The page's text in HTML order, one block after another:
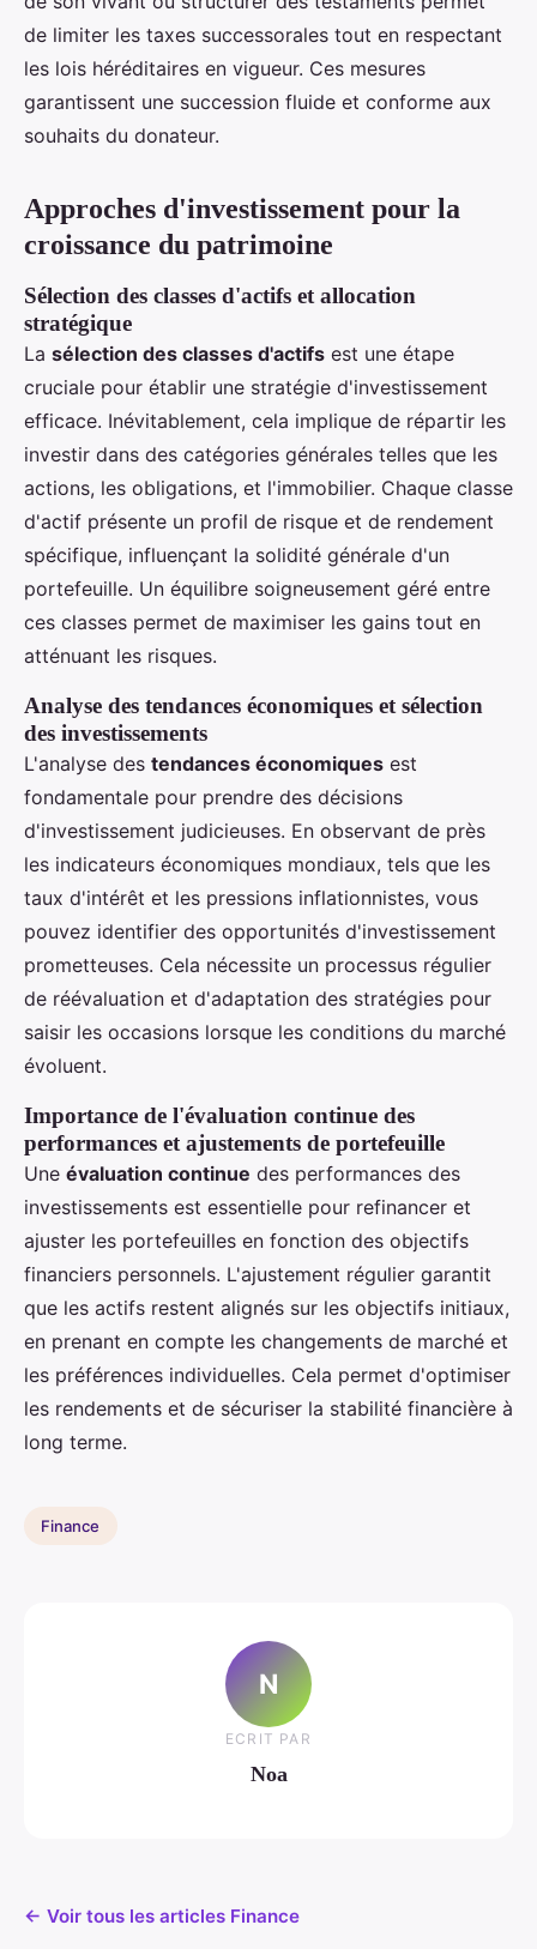
de limiter les taxes successorales tout en respectant
les lois héréditaires en vigueur. Ces mesures
garantissent une succession fluide et conforme aux
souhaits du donateur.
Approches d'investissement pour la
croissance du patrimoine
Sélection des classes d'actifs et allocation
stratégique
La sélection des classes d'actifs est une étape
cruciale pour établir une stratégie d'investissement
efficace. Inévitablement, cela implique de répartir les
investir dans des catégories générales telles que les
actions, les obligations, et l'immobilier. Chaque classe
d'actif présente un profil de risque et de rendement
spécifique, influençant la solidité générale d'un
portefeuille. Un équilibre soigneusement géré entre
ces classes permet de maximiser les gains tout en
atténuant les risques.
Analyse des tendances économiques et sélection
des investissements
L'analyse des tendances économiques est
fondamentale pour prendre des décisions
d'investissement judicieuses. En observant de près
les indicateurs économiques mondiaux, tels que les
taux d'intérêt et les pressions inflationnistes, vous
pouvez identifier des opportunités d'investissement
prometteuses. Cela nécessite un processus régulier
de réévaluation et d'adaptation des stratégies pour
saisir les occasions lorsque les conditions du marché
évoluent.
Importance de l'évaluation continue des
performances et ajustements de portefeuille
Une évaluation continue des performances des
investissements est essentielle pour refinancer et
ajuster les portefeuilles en fonction des objectifs
financiers personnels. L'ajustement régulier garantit
que les actifs restent alignés sur les objectifs initiaux,
en prenant en compte les changements de marché et
les préférences individuelles. Cela permet d'optimiser
les rendements et de sécuriser la stabilité financière à
long terme.
Finance
N
ECRIT PAR
Noa
← Voir tous les articles Finance